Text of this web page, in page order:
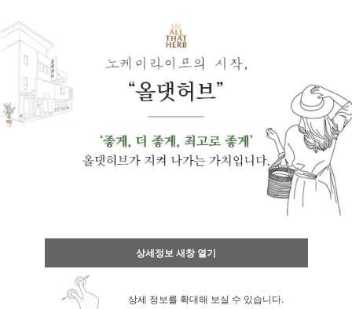
상세정보 새창 열기
상세 정보를 확대해 보실 수 있습니다.